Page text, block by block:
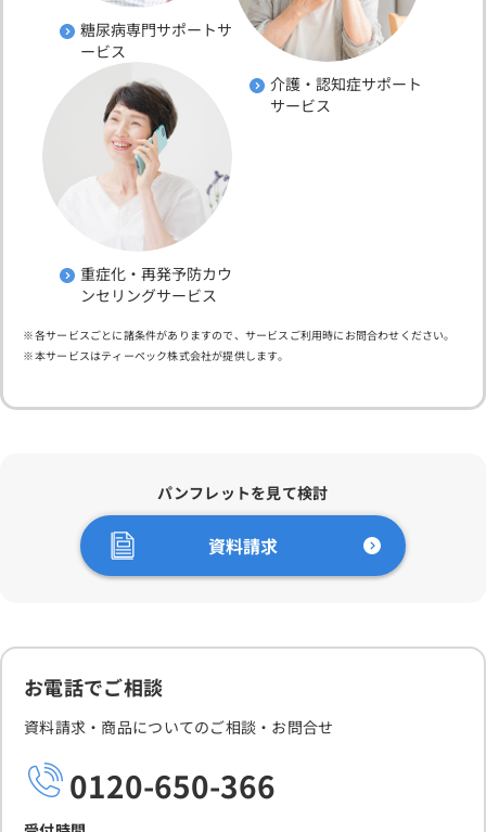
糖尿病専門サポートサ
ービス
介護・認知症サポート
サービス
重症化・再発予防カウ
ンセリングサービス
各サービスごとに諸条件がありますので、サービスご利用時にお問合わせください。
本サービスはティーペック株式会社が提供します。
パンフレットを見て検討
資料請求
お電話でご相談
資料請求・商品についてのご相談・お問合せ
0120-650-366